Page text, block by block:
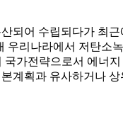
되어 수립되다가 최
리나라에서 저탄소
가전략으로서 에너
계획과 유사하거나